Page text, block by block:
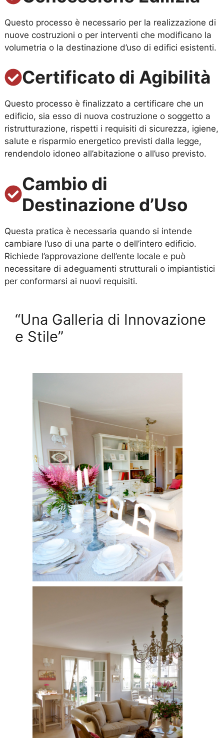
Questo processo è necessario per la realizzazione di
nuove costruzioni o per interventi che modificano la
volumetria o la destinazione d’uso di edifici esistenti.
Certificato di Agibilità
Questo processo è finalizzato a certificare che un
edificio, sia esso di nuova costruzione o soggetto a
ristrutturazione, rispetti i requisiti di sicurezza, igiene,
salute e risparmio energetico previsti dalla legge,
rendendolo idoneo all’abitazione o all’uso previsto.
Cambio di
Destinazione d’Uso
Questa pratica è necessaria quando si intende
cambiare l’uso di una parte o dell’intero edificio.
Richiede l’approvazione dell’ente locale e può
necessitare di adeguamenti strutturali o impiantistici
per conformarsi ai nuovi requisiti.
“Una Galleria di Innovazione
e Stile”